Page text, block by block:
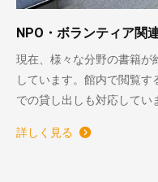
NPO・ボランティア関
現在、様々な分野の書籍が
しています。館内で閲覧す
での貸し出しも対応してい
詳しく見る